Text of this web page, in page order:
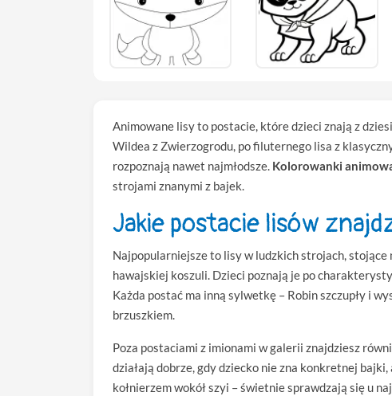
Animowane lisy to postacie, które dzieci znają z
Wildea z Zwierzogrodu, po filuternego lisa z
rozpoznają nawet najmłodsze. Kolorowanki
strojami znanymi z bajek.
Jakie postacie lisów
Najpopularniejsze to lisy w ludzkich strojach,
hawajskiej koszuli. Dzieci poznają je po
Każda postać ma inną sylwetkę – Robin szczupły i
brzuszkiem.
Poza postaciami z imionami w galerii znajdziesz
działają dobrze, gdy dziecko nie zna konkretnej
kołnierzem wokół szyi – świetnie sprawdzają się u